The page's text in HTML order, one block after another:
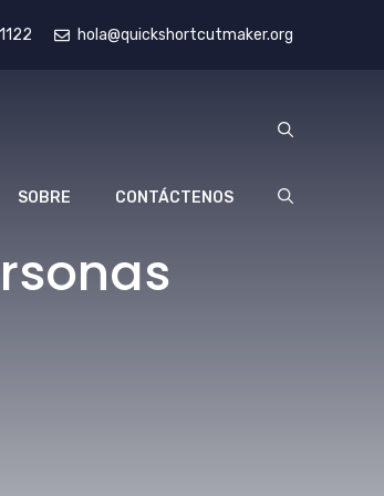
hola@quickshortcutmaker.org
SOBRE CONTÁCTENOS